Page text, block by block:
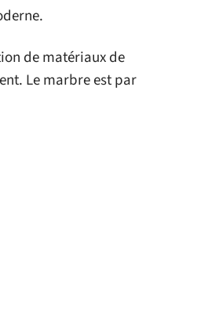
de matériaux de
Le marbre est par